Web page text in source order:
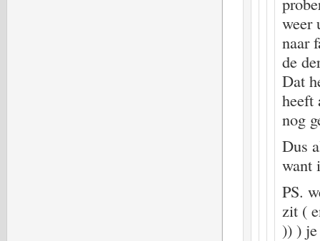
weer
naar
de
Dat
heeft
nog
Dus
want
PS.
zit (
)) )